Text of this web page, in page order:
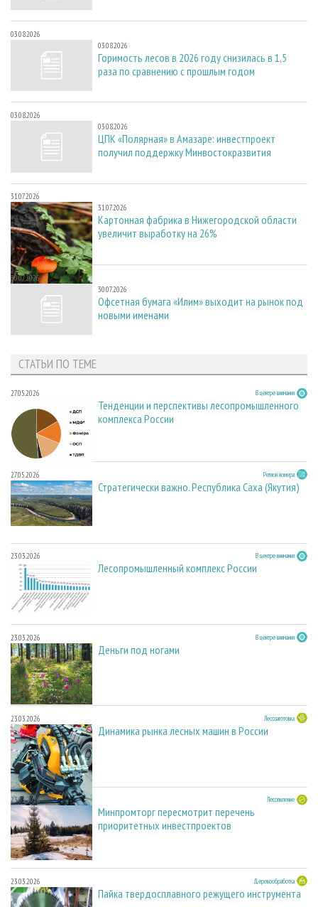
03.08.2026
03.08.2026
Горимость лесов в 2026 году снизилась в 1,5
раза по сравнению с прошлым годом
03.08.2026
03.08.2026
ЦПК «Полярная» в Амазаре: инвестпроект
получил поддержку Минвостокразвития
31.07.2026
31.07.2026
Картонная фабрика в Нижегородской области
увеличит выработку на 26%
30.07.2026
30.07.2026
Офсетная бумага «Илим» выходит на рынок под
новыми именами
СТАТЬИ ПО ТЕМЕ
27.05.2026 В центре внимания
Тенденции и перспективы лесопромышленного
комплекса России
27.05.2026 Регион номера
Стратегически важно. Республика Саха (Якутия)
23.03.2026 В центре внимания
Лесопромышленный комплекс России
23.03.2026 В центре внимания
Деньги под ногами
23.03.2026 Лесозаготовка
Динамика рынка лесных машин в России
23.03.2026 Лесопиление
Минпромторг пересмотрит перечень
приоритетных инвестпроектов
23.03.2026 Деревообработка
Пайка твердосплавного режущего инструмента